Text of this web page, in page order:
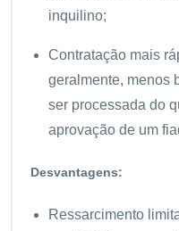
inquilino;
Contratação mais
geralmente, menos
ser processada do
aprovação de um
Desvantagens:
Ressarcimento